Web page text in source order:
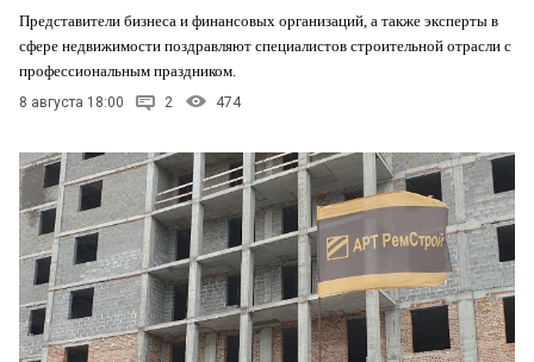
Представители бизнеса и финансовых организаций, а также эксперты в
сфере недвижимости поздравляют специалистов строительной отрасли с
профессиональным праздником.
8 августа 18:00 2 474